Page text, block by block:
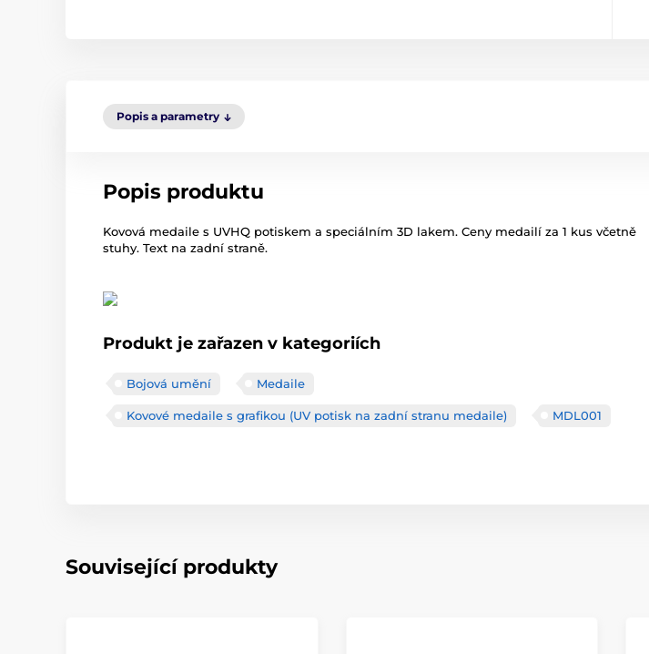
Popis a parametry
Popis produktu
Kovová medaile s UVHQ potiskem a speciálním 3D lakem. Ceny medailí za 1 kus včetně
stuhy. Text na zadní straně.
Produkt je zařazen v kategoriích
Bojová umění Medaile
Kovové medaile s grafikou (UV potisk na zadní stranu medaile) MDL001
Související produkty